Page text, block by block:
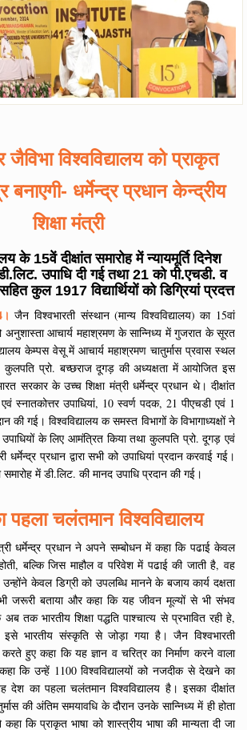
विश्वविद्यालय को प्राकृत
बनाएगी- धर्मेन्द्र प्रधान केन्द्रीय
शिक्षा मंत्री
के 15वें दीक्षांत समारोह में न्यायमूर्ति दिनेश
उपाधि दी गई तथा 21 को पी.एचडी. व
कुल 1917 विद्यार्थियों को डिग्रियां प्रदत्त
जैन विश्वभारती संस्थान (मान्य विश्वविद्यालय) का 15वां
अनुशास्ता आचार्य महाश्रमण के सान्निध्य में गुजरात के सूरत
केम्पस वेसू में आचार्य महाश्रमण चातुर्मास प्रवास स्थल
कुलपति प्रो. बच्छराज दूगड़ की अध्यक्षता में आयोजित इस
सरकार के उच्च शिक्षा मंत्री धर्मेन्द्र प्रधान थे। दीक्षांत
स्नातकोत्तर उपाधियां, 10 स्वर्ण पदक, 21 पीएचडी एवं 1
की गई। विश्वविद्यालय क समस्त विभागों के विभागाध्यक्षों ने
उपाधियों के लिए आमंत्रित किया तथा कुलपति प्रो. दूगड़ एवं
प्रधान द्वारा सभी को उपाधियां प्रदान करवाई गई।
में डी.लिट. की मानद उपाधि प्रदान की गई।
चलंतमान विश्वविद्यालय
धर्मेन्द्र प्रधान ने अपने सम्बोधन में कहा कि पढाई केवल
बल्कि जिस माहौल व परिवेश में पढाई की जाती है, वह
केवल डिग्री को उपलब्धि मानने के बजाय कार्य दक्षता
जरूरी बताया और कहा कि यह जीवन मूल्यों से भी संभव
अब तक भारतीय शिक्षा पद्धति पाश्चात्य से प्रभावित रही हे,
इसे भारतीय संस्कृति से जोड़ा गया है। जैन विश्वभारती
करते हुए कहा कि यह ज्ञान व चरित्र का निर्माण करने वाला
कि उन्हें 1100 विश्वविद्यालयों को नजदीक से देखने का
का पहला चलंतमान विश्वविद्यालय है। इसका दीक्षांत
की अंतिम समयावधि के दौरान उनके सान्निध्य में ही होता
कहा कि प्राकृत भाषा को शास्त्रीय भाषा की मान्यता दी जा